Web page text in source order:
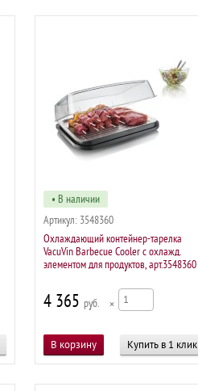
• В наличии
Артикул: 3548360
Охлаждающий контейнер-тарелка
VacuVin Barbecue Cooler с охлажд.
элементом для продуктов, арт.3548360
4 365 р ×
Купить в 1 клик